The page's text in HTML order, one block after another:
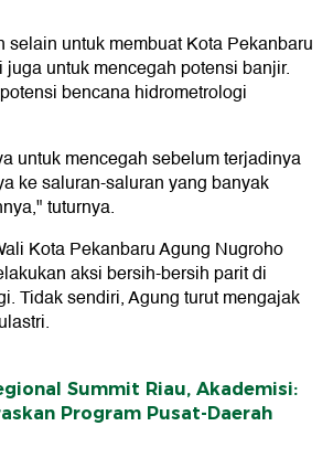
selain untuk membuat Kota Pekanbaru
untuk mencegah potensi banjir.
bencana hidrometrologi
untuk mencegah sebelum terjadinya
ke saluran-saluran yang banyak
tuturnya.
Kota Pekanbaru Agung Nugroho
aksi bersih-bersih parit di
Tidak sendiri, Agung turut mengajak
Summit Riau, Akademisi:
Program Pusat-Daerah